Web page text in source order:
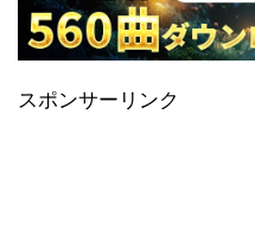
スポンサーリンク